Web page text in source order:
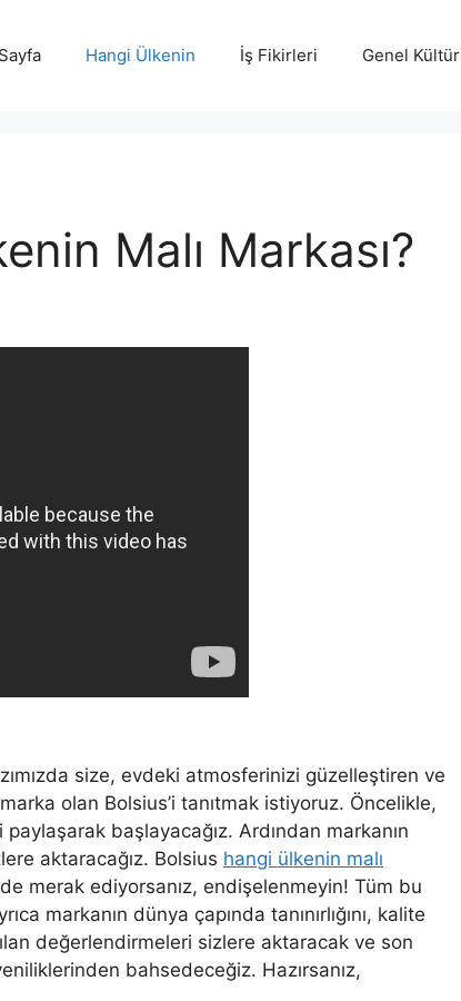
Hangi Ülkenin İş Fikirleri Genel Kültür
Malı Markası?
size, evdeki atmosferinizi güzelleştiren ve
olan Bolsius’i tanıtmak istiyoruz. Öncelikle,
başlayacağız. Ardından markanın
aktaracağız. Bolsius hangi ülkenin malı
merak ediyorsanız, endişelenmeyin! Tüm bu
markanın dünya çapında tanınırlığını, kalite
değerlendirmeleri sizlere aktaracak ve son
bahsedeceğiz. Hazırsanız,